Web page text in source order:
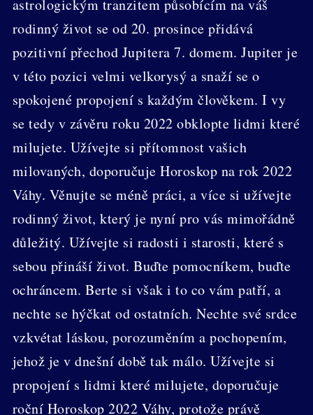
astrologickým tranzitem působícím na váš
rodinný život se od 20. prosince přidává
pozitivní přechod Jupitera 7. domem. Jupiter je
v této pozici velmi velkorysý a snaží se o
spokojené propojení s každým člověkem. I vy
se tedy v závěru roku 2022 obklopte lidmi které
milujete. Užívejte si přítomnost vašich
milovaných, doporučuje Horoskop na rok 2022
Váhy. Věnujte se méně práci, a více si užívejte
rodinný život, který je nyní pro vás mimořádně
důležitý. Užívejte si radosti i starosti, které s
sebou přináší život. Buďte pomocníkem, buďte
ochráncem. Berte si však i to co vám patří, a
nechte se hýčkat od ostatních. Nechte své srdce
vzkvétat láskou, porozuměním a pochopením,
jehož je v dnešní době tak málo. Užívejte si
propojení s lidmi které milujete, doporučuje
roční Horoskop 2022 Váhy, protože právě